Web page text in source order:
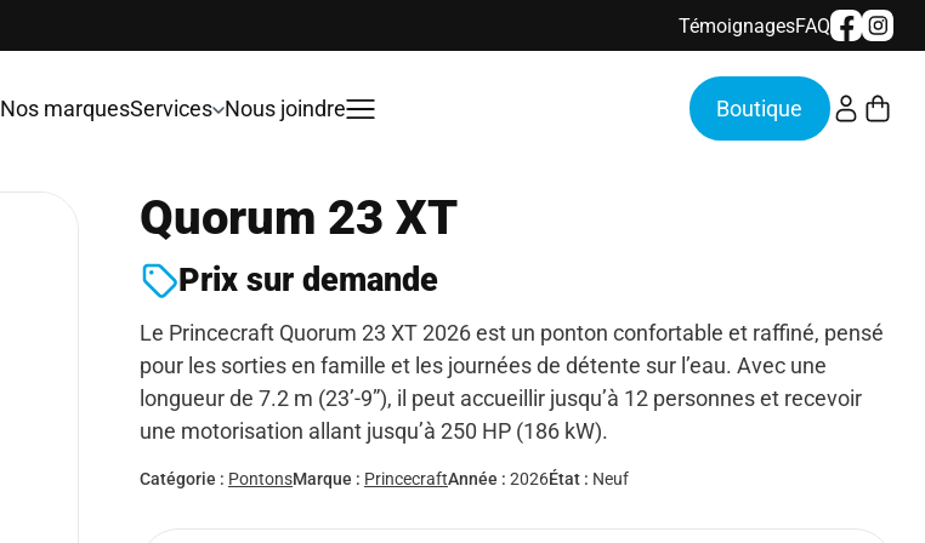
TémoignagesFAQ
Nos marquesServices Nous joindre
Quorum 23 XT
Prix sur demande
Le Princecraft Quorum 23 XT 2026 est un ponton confortable et raffiné, pensé
pour les sorties en famille et les journées de détente sur l’eau. Avec une
longueur de 7.2 m (23’-9”), il peut accueillir jusqu’à 12 personnes et recevoir
une motorisation allant jusqu’à 250 HP (186 kW).
Catégorie : PontonsMarque : PrincecraftAnnée : 2026État : Neuf